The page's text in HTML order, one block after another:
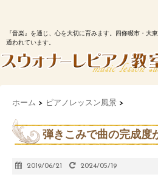
『音楽』を通じ、心を大切に育みます。四條畷市・大
通われています。
ホーム > ピアノレッスン風景 >
弾きこみで曲の完成度
2019/06/21 2024/05/19